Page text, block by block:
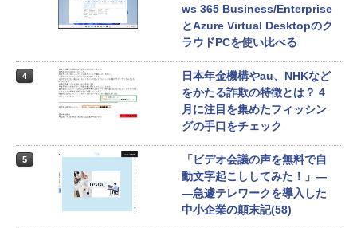
ws 365 Business/Enterprise
とAzure Virtual Desktopのク
ラウドPCを使い比べる
4
日本年金機構やau、NHKなど
をかたる詐欺の特徴とは？ 4
月に注目を集めたフィッシン
グの手口をチェック
5
「ビデオ会議の声を無料で自
動文字起こししてみた！」―
―急遽テレワークを導入した
中小企業の顛末記(58)